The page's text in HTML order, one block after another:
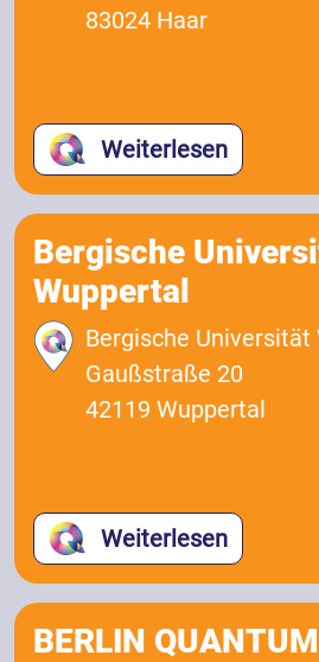
83024 Haar
Weiterlesen
Bergische
Wuppertal
Bergische Universität
Gaußstraße 20
42119 Wuppertal
Weiterlesen
BERLIN QUANTUM